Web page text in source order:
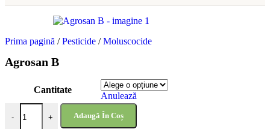
Prima pagină / Pesticide / Moluscocide
Agrosan B
Cantitate
Anulează
-
Cantitate Agrosan B
+ Adaugă În Coș